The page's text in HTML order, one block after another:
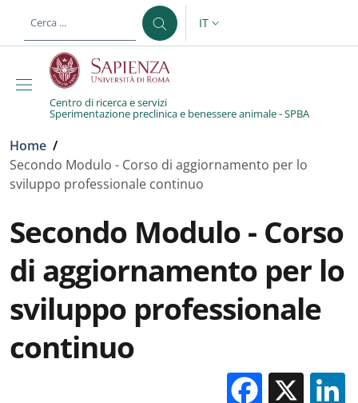
al contenuto principale
SELETTORE LINGUA:
IT
Centro di ricerca e servizi
Sperimentazione preclinica e benessere animale - SPBA
Briciole di pane
Home /
Secondo Modulo - Corso di aggiornamento per lo
sviluppo professionale continuo
Secondo Modulo - Corso
di aggiornamento per lo
sviluppo professionale
continuo
X